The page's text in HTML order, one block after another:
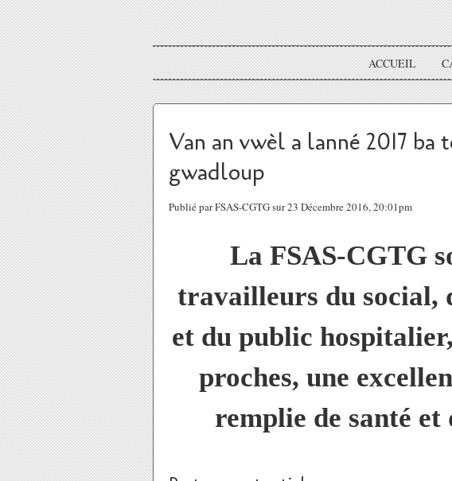
ACCUEIL
Van an vwèl a lanné 2017 ba
gwadloup
Publié par FSAS-CGTG sur 23 Décembre 2016, 20:01pm
La FSAS-CGTG
travailleurs du social,
et du public
proches, une
remplie de santé